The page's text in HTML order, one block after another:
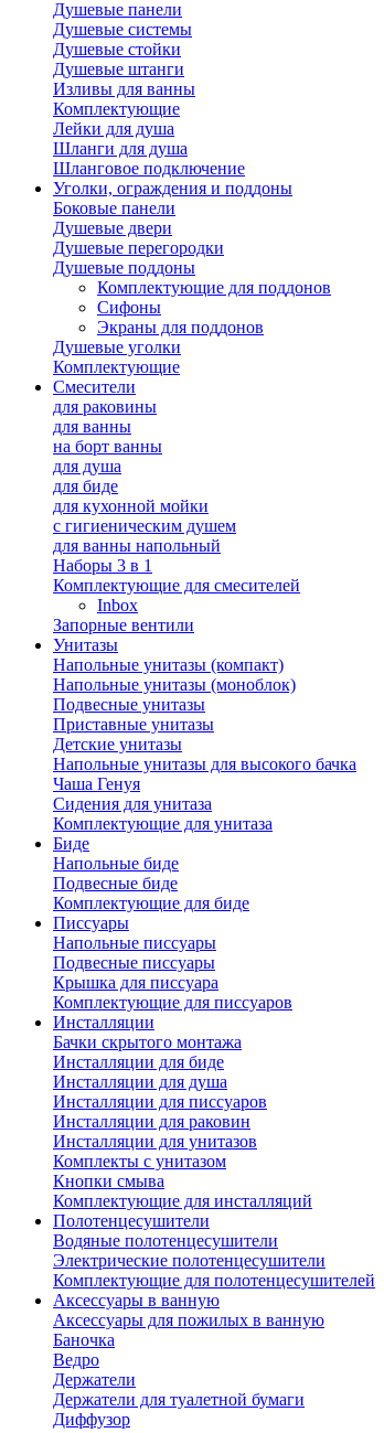
Душевые панели
Душевые системы
Душевые стойки
Душевые штанги
Изливы для ванны
Комплектующие
Лейки для душа
Шланги для душа
Шланговое подключение
Уголки, ограждения и поддоны
Боковые панели
Душевые двери
Душевые перегородки
Душевые поддоны
Комплектующие для поддонов
Сифоны
Экраны для поддонов
Душевые уголки
Комплектующие
Смесители
для раковины
для ванны
на борт ванны
для душа
для биде
для кухонной мойки
с гигиеническим душем
для ванны напольный
Наборы 3 в 1
Комплектующие для смесителей
Inbox
Запорные вентили
Унитазы
Напольные унитазы (компакт)
Напольные унитазы (моноблок)
Подвесные унитазы
Приставные унитазы
Детские унитазы
Напольные унитазы для высокого бачка
Чаша Генуя
Сидения для унитаза
Комплектующие для унитаза
Биде
Напольные биде
Подвесные биде
Комплектующие для биде
Писсуары
Напольные писсуары
Подвесные писсуары
Крышка для писсуара
Комплектующие для писсуаров
Инсталляции
Бачки скрытого монтажа
Инсталляции для биде
Инсталляции для душа
Инсталляции для писсуаров
Инсталляции для раковин
Инсталляции для унитазов
Комплекты с унитазом
Кнопки смыва
Комплектующие для инсталляций
Полотенцесушители
Водяные полотенцесушители
Электрические полотенцесушители
Комплектующие для полотенцесушителей
Аксессуары в ванную
Аксессуары для пожилых в ванную
Баночка
Ведро
Держатели
Держатели для туалетной бумаги
Диффузор